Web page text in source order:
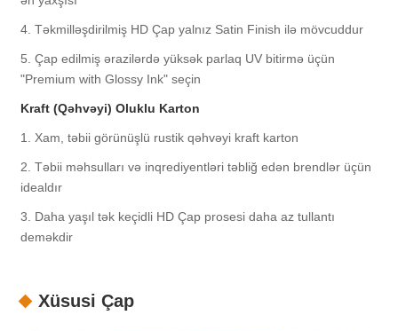
4. Təkmilləşdirilmiş HD Çap yalnız Satin Finish ilə mövcuddur
5. Çap edilmiş ərazilərdə yüksək parlaq UV bitirmə üçün
"Premium with Glossy Ink" seçin
Kraft (Qəhvəyi) Oluklu Karton
1. Xam, təbii görünüşlü rustik qəhvəyi kraft karton
2. Təbii məhsulları və inqrediyentləri təbliğ edən brendlər üçün
idealdır
3. Daha yaşıl tək keçidli HD Çap prosesi daha az tullantı
deməkdir
Xüsusi Çap